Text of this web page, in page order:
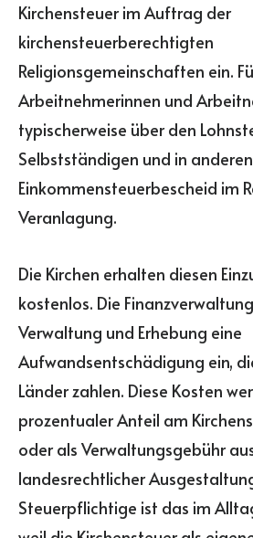
Kirchensteuer im Auftrag der
kirchensteuerberechtigten
Religionsgemeinschaften ein.
Arbeitnehmerinnen und
typischerweise über den
Selbstständigen und in
Einkommensteuerbescheid im
Veranlagung.
Die Kirchen erhalten diesen
kostenlos. Die
Verwaltung und Erhebung eine
Aufwandsentschädigung ein,
Länder zahlen. Diese Kosten
prozentualer Anteil am
oder als Verwaltungsgebühr
landesrechtlicher
Steuerpflichtige ist das im